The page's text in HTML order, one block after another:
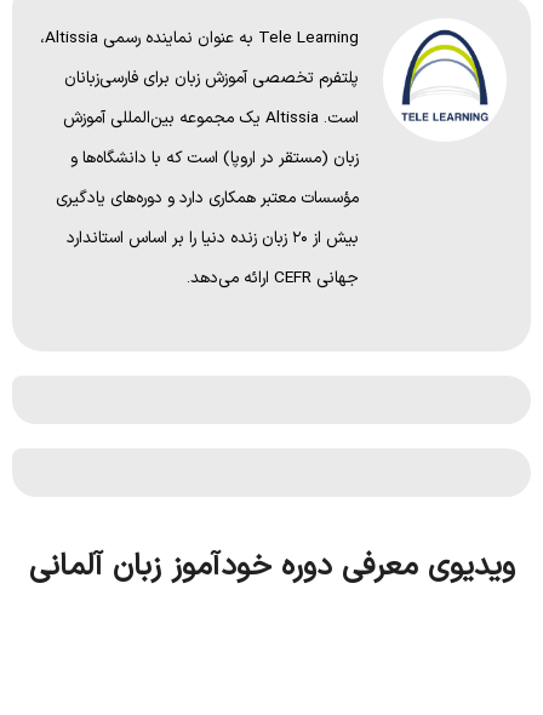
Tele Learning به عنوان نماینده رسمی Altissia،
پلتفرم تخصصی آموزش زبان برای فارسی‌زبانان
است. Altissia یک مجموعه بین‌المللی آموزش
زبان (مستقر در اروپا) است که با دانشگاه‌ها و
مؤسسات معتبر همکاری دارد و دوره‌های یادگیری
بیش از ۲۰ زبان زنده دنیا را بر اساس استاندارد
جهانی CEFR ارائه می‌دهد.
ویدیوی معرفی دوره خودآموز زبان آلمانی